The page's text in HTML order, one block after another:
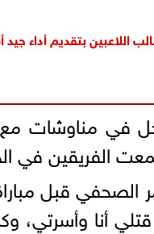
اللاعبين بتقديم أداء جيد
في مناوشات
الفريقين في
الصحفي قبل
أنا وأسرتي،